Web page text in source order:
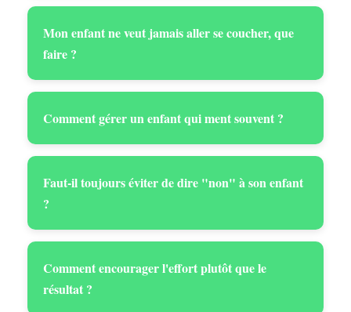
Mon enfant ne veut jamais aller se coucher, que
faire ?
Comment gérer un enfant qui ment souvent ?
Faut-il toujours éviter de dire "non" à son enfant
?
Comment encourager l'effort plutôt que le
résultat ?